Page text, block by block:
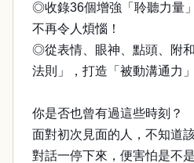
◎收錄36個增強「聆聽力量
不再令人煩惱！
◎從表情、眼神、點頭、附
法則」，打造「被動溝通力」
你是否也曾有過這些時刻？
面對初次見面的人，不知道
對話一停下來，便害怕是不